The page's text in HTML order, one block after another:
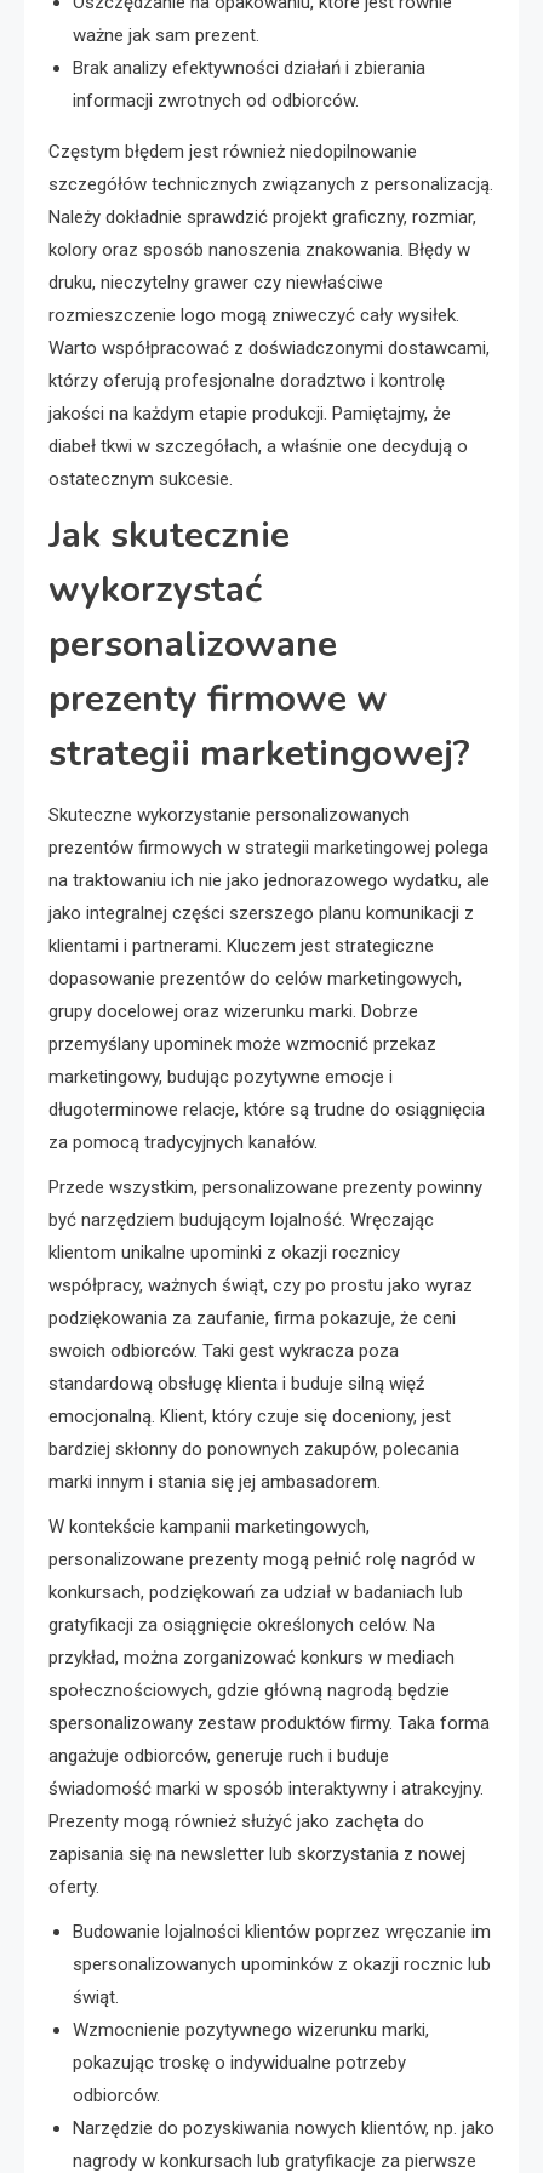
ważne jak sam prezent.
Brak analizy efektywności działań i zbierania
informacji zwrotnych od odbiorców.
Częstym błędem jest również niedopilnowanie
szczegółów technicznych związanych z personalizacją.
Należy dokładnie sprawdzić projekt graficzny, rozmiar,
kolory oraz sposób nanoszenia znakowania. Błędy w
druku, nieczytelny grawer czy niewłaściwe
rozmieszczenie logo mogą zniweczyć cały wysiłek.
Warto współpracować z doświadczonymi dostawcami,
którzy oferują profesjonalne doradztwo i kontrolę
jakości na każdym etapie produkcji. Pamiętajmy, że
diabeł tkwi w szczegółach, a właśnie one decydują o
ostatecznym sukcesie.
Jak skutecznie
wykorzystać
personalizowane
prezenty firmowe w
strategii marketingowej?
Skuteczne wykorzystanie personalizowanych
prezentów firmowych w strategii marketingowej polega
na traktowaniu ich nie jako jednorazowego wydatku, ale
jako integralnej części szerszego planu komunikacji z
klientami i partnerami. Kluczem jest strategiczne
dopasowanie prezentów do celów marketingowych,
grupy docelowej oraz wizerunku marki. Dobrze
przemyślany upominek może wzmocnić przekaz
marketingowy, budując pozytywne emocje i
długoterminowe relacje, które są trudne do osiągnięcia
za pomocą tradycyjnych kanałów.
Przede wszystkim, personalizowane prezenty powinny
być narzędziem budującym lojalność. Wręczając
klientom unikalne upominki z okazji rocznicy
współpracy, ważnych świąt, czy po prostu jako wyraz
podziękowania za zaufanie, firma pokazuje, że ceni
swoich odbiorców. Taki gest wykracza poza
standardową obsługę klienta i buduje silną więź
emocjonalną. Klient, który czuje się doceniony, jest
bardziej skłonny do ponownych zakupów, polecania
marki innym i stania się jej ambasadorem.
W kontekście kampanii marketingowych,
personalizowane prezenty mogą pełnić rolę nagród w
konkursach, podziękowań za udział w badaniach lub
gratyfikacji za osiągnięcie określonych celów. Na
przykład, można zorganizować konkurs w mediach
społecznościowych, gdzie główną nagrodą będzie
spersonalizowany zestaw produktów firmy. Taka forma
angażuje odbiorców, generuje ruch i buduje
świadomość marki w sposób interaktywny i atrakcyjny.
Prezenty mogą również służyć jako zachęta do
zapisania się na newsletter lub skorzystania z nowej
oferty.
Budowanie lojalności klientów poprzez wręczanie im
spersonalizowanych upominków z okazji rocznic lub
świąt.
Wzmocnienie pozytywnego wizerunku marki,
pokazując troskę o indywidualne potrzeby
odbiorców.
Narzędzie do pozyskiwania nowych klientów, np. jako
nagrody w konkursach lub gratyfikacje za pierwsze